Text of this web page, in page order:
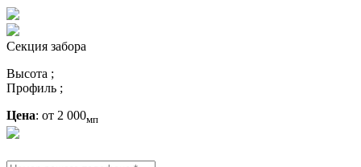
Секция забора
Высота ;
Профиль ;
Цена: от 2 000мп